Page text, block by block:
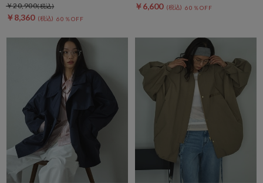
￥8,360 60％OFF
￥20,900 ￥6,600 60％OFF